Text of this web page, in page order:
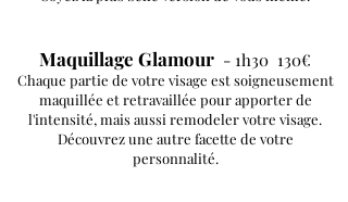
Maquillage Glamour - 1h30 130€
Chaque partie de votre visage est soigneusement
maquillée et retravaillée pour apporter de
l'intensité, mais aussi remodeler votre visage.
Découvrez une autre facette de votre
personnalité.